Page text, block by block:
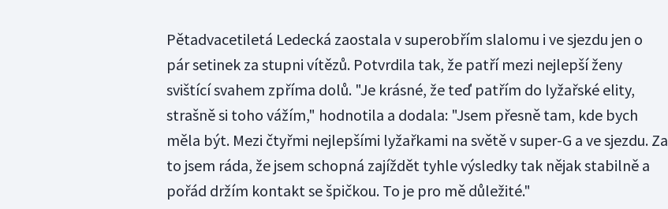
Pětadvacetiletá Ledecká zaostala v superobřím slalomu i ve sjezdu jen o
pár setinek za stupni vítězů. Potvrdila tak, že patří mezi nejlepší ženy
svištící svahem zpříma dolů. "Je krásné, že teď patřím do lyžařské elity,
strašně si toho vážím," hodnotila a dodala: "Jsem přesně tam, kde bych
měla být. Mezi čtyřmi nejlepšími lyžařkami na světě v super-G a ve sjezdu. Za
to jsem ráda, že jsem schopná zajíždět tyhle výsledky tak nějak stabilně a
pořád držím kontakt se špičkou. To je pro mě důležité."